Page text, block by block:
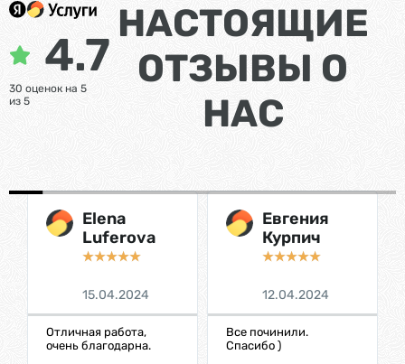
4.7
30 оценок на 5
из 5
НАСТОЯЩИЕ
ОТЗЫВЫ О
НАС
Elena
Luferova
☆☆☆☆☆
15.04.2024
Отличная работа,
очень благодарна.
Евгения
Курпич
☆☆☆☆☆
12.04.2024
Все починили.
Спасибо )